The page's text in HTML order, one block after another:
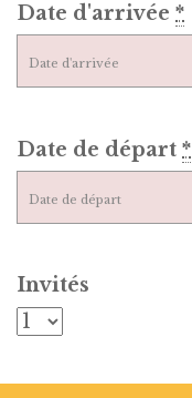
Date d'arrivée *
Date de départ *
Invités